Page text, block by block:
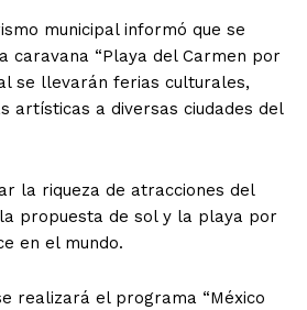
municipal informó que se
caravana “Playa del Carmen por
se llevarán ferias culturales,
artísticas a diversas ciudades del
la riqueza de atracciones del
propuesta de sol y la playa por
en el mundo.
realizará el programa “México